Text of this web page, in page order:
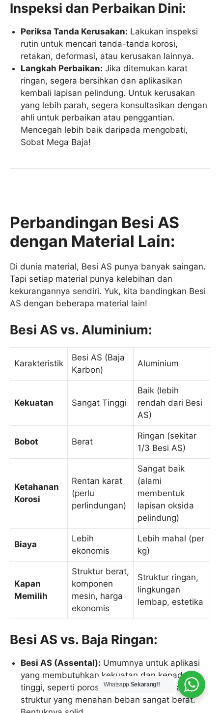
Inspeksi dan Perbaikan Dini:
Periksa Tanda Kerusakan: Lakukan inspeksi
rutin untuk mencari tanda-tanda korosi,
retakan, deformasi, atau kerusakan lainnya.
Langkah Perbaikan: Jika ditemukan karat
ringan, segera bersihkan dan aplikasikan
kembali lapisan pelindung. Untuk kerusakan
yang lebih parah, segera konsultasikan dengan
ahli untuk perbaikan atau penggantian.
Mencegah lebih baik daripada mengobati,
Sobat Mega Baja!
Perbandingan Besi AS
dengan Material Lain:
Di dunia material, Besi AS punya banyak saingan.
Tapi setiap material punya kelebihan dan
kekurangannya sendiri. Yuk, kita bandingkan Besi
AS dengan beberapa material lain!
Besi AS vs. Aluminium:
Karakteristik
Besi AS (Baja
Karbon)
Aluminium
Kekuatan Sangat Tinggi
Baik (lebih
rendah dari Besi
AS)
Bobot Berat
Ringan (sekitar
1/3 Besi AS)
Ketahanan
Korosi
Rentan karat
(perlu
perlindungan)
Sangat baik
(alami
membentuk
lapisan oksida
pelindung)
Biaya
Lebih
ekonomis
Lebih mahal (per
kg)
Kapan
Memilih
Struktur berat,
komponen
mesin, harga
ekonomis
Struktur ringan,
lingkungan
lembap, estetika
Besi AS vs. Baja Ringan:
Besi AS (Assental): Umumnya untuk aplikasi
yang membutuhkan kekuatan dan kepadatan
tinggi, seperti poros, komponen mesin, atau
struktur yang menahan beban sangat berat.
Whatsapp Sekarang!!